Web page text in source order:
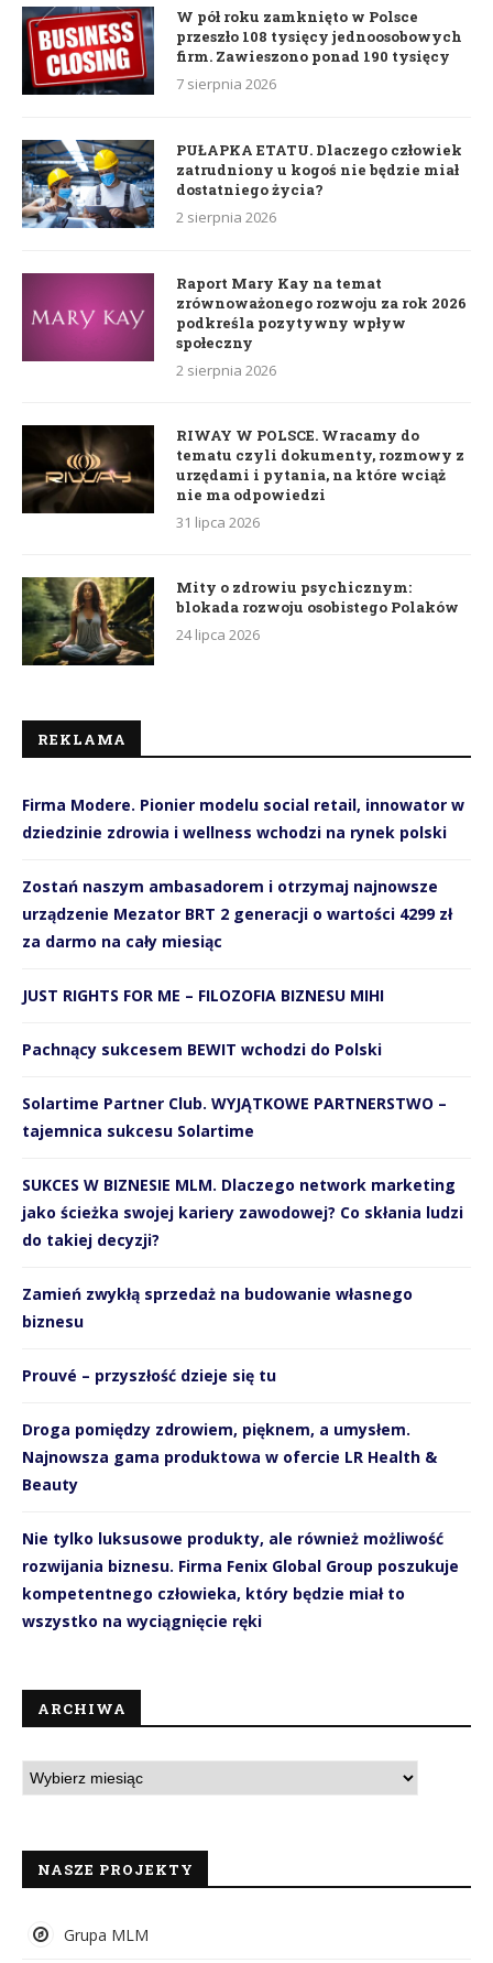
W pół roku zamknięto w Polsce
przeszło 108 tysięcy jednoosobowych
firm. Zawieszono ponad 190 tysięcy
7 sierpnia 2026
PUŁAPKA ETATU. Dlaczego człowiek
zatrudniony u kogoś nie będzie miał
dostatniego życia?
2 sierpnia 2026
Raport Mary Kay na temat
zrównoważonego rozwoju za rok 2026
podkreśla pozytywny wpływ
społeczny
2 sierpnia 2026
RIWAY W POLSCE. Wracamy do
tematu czyli dokumenty, rozmowy z
urzędami i pytania, na które wciąż
nie ma odpowiedzi
31 lipca 2026
Mity o zdrowiu psychicznym:
blokada rozwoju osobistego Polaków
24 lipca 2026
REKLAMA
Firma Modere. Pionier modelu social retail, innowator w
dziedzinie zdrowia i wellness wchodzi na rynek polski
Zostań naszym ambasadorem i otrzymaj najnowsze
urządzenie Mezator BRT 2 generacji o wartości 4299 zł
za darmo na cały miesiąc
JUST RIGHTS FOR ME – FILOZOFIA BIZNESU MIHI
Pachnący sukcesem BEWIT wchodzi do Polski
Solartime Partner Club. WYJĄTKOWE PARTNERSTWO –
tajemnica sukcesu Solartime
SUKCES W BIZNESIE MLM. Dlaczego network marketing
jako ścieżka swojej kariery zawodowej? Co skłania ludzi
do takiej decyzji?
Zamień zwykłą sprzedaż na budowanie własnego
biznesu
Prouvé – przyszłość dzieje się tu
Droga pomiędzy zdrowiem, pięknem, a umysłem.
Najnowsza gama produktowa w ofercie LR Health &
Beauty
Nie tylko luksusowe produkty, ale również możliwość
rozwijania biznesu. Firma Fenix Global Group poszukuje
kompetentnego człowieka, który będzie miał to
wszystko na wyciągnięcie ręki
ARCHIWA
NASZE PROJEKTY
Grupa MLM